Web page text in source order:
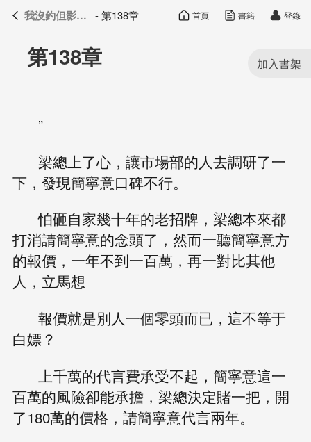
我沒釣但影帝真香了 目錄
第138章
”
梁總上了心，讓市場部的人去調研了一
下，發現簡寧意口碑不行。
怕砸自家幾十年的老招牌，梁總本來都
打消請簡寧意的念頭了，然而一聽簡寧意方
的報價，一年不到一百萬，再一對比其他
人，立馬想
報價就是別人一個零頭而已，這不等于
白嫖？
上千萬的代言費承受不起，簡寧意這一
百萬的風險卻能承擔，梁總決定賭一把，開
了180萬的價格，請簡寧意代言兩年。
我沒釣但影帝真香了 - 第138章 首頁 書籍 登錄